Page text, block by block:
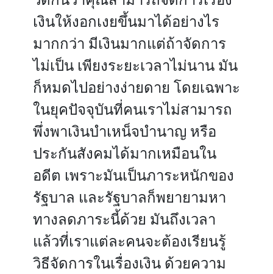
เงินให้งอกเงยขึ้นมาได้อย่างไร
มากกว่า มีเงินมากแต่ถ้าจัดการ
ไม่เป็น เพียงระยะเวลาไม่นาน มัน
ก็หมดไปอย่างง่ายดาย โดยเฉพาะ
ในยุคปัจจุบันที่คนเราไม่สามารถ
พึ่งพาเงินบำเหน็จบำนาญ หรือ
ประกันสังคมได้มากเหมือนใน
อดีต เพราะมันเป็นภาระหนักของ
รัฐบาล และรัฐบาลก็พยายามหา
ทางลดภาระนี้ด้วย มันถึงเวลา
แล้วที่เราแต่ละคนจะต้องเรียนรู้
วิธีจัดการในเรื่องเงิน ด้วยความ